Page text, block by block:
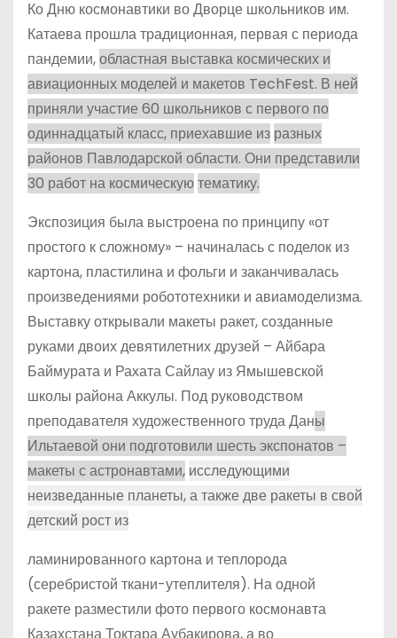
Ко Дню космонавтики во Дворце школьников им.
Катаева прошла традиционная, первая с периода
пандемии,областная выставка космических и
авиационных моделей и макетов TechFest. В ней
приняли участие 60 школьников с первого по
одиннадцатый класс, приехавшие из разных
районов Павлодарской области. Они представили
30 работ на космическуютематику.
Экспозиция была выстро­ена по принципу «от
простого к сложному» – начиналась с поделок из
картона, пластилина и фольги и заканчивалась
произведениями робототехники и авиамоделизма.
Выставку открывали макеты ракет, созданные
руками двоих девятилетних друзей – Айбара
Баймурата и Рахата Сайлау из Ямышевской
школы района Аккулы. Под руководством
преподавателя художественного труда Даны
Ильтаевой они подготовили шесть экспонатов –
макеты с астронавтами, исследующими
неизведанные планеты, а также две ракеты в свой
детский рост из
ламинированного картона и теплорода
(серебристой ткани-утеплителя). На одной
ракете разместили фото первого космонавта